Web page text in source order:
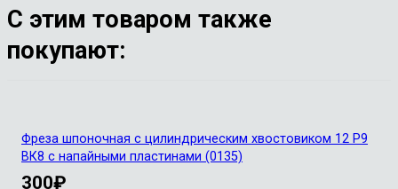
С этим товаром также
покупают:
Фреза шпоночная с цилиндрическим хвостовиком 12 Р9
ВК8 с напайными пластинами (0135)
300₽